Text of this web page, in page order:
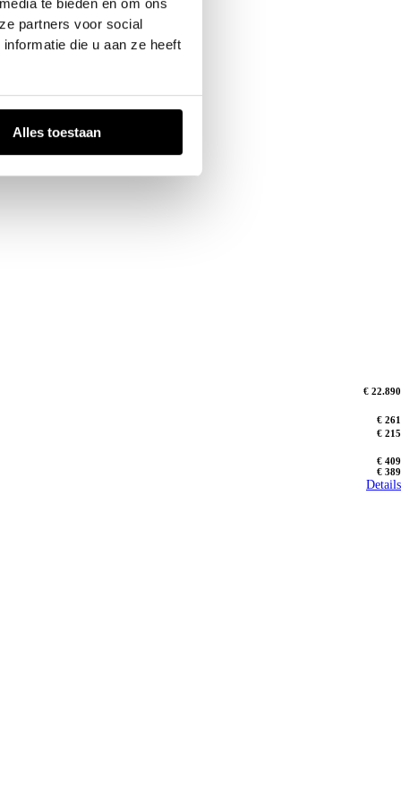
te bieden en om ons
partners voor social
die u aan ze heeft
Alles toestaan
€ 22.890
€ 261
€ 215
€ 409
€ 389
Details